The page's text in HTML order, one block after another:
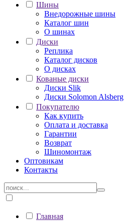
Шины
Внедорожные шины
Каталог шин
О шинах
Диски
Реплика
Каталог дисков
О дисках
Кованые диски
Диски Slik
Диски Solomon Alsberg
Покупателю
Как купить
Оплата и доставка
Гарантии
Возврат
Шиномонтаж
Оптовикам
Контакты
Главная